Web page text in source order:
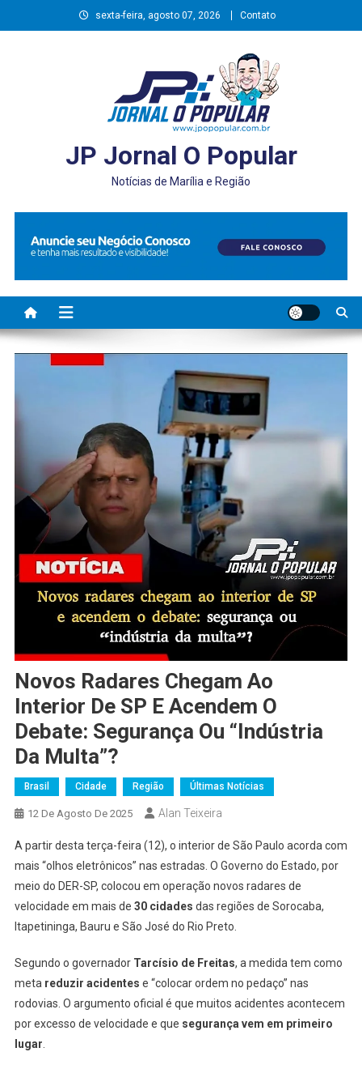
to
sexta-feira, agosto 07, 2026 Contato
JP Jornal O Popular
Notícias de Marília e Região
Novos Radares Chegam Ao
Interior De SP E Acendem O
Debate: Segurança Ou “indústria
Da Multa”?
Brasil Cidade Região Últimas Notícias
12 De Agosto De 2025 Alan Teixeira
A partir desta terça-feira (12), o interior de São Paulo acorda com
mais “olhos eletrônicos” nas estradas. O Governo do Estado, por
meio do DER-SP, colocou em operação novos radares de
velocidade em mais de 30 cidades das regiões de Sorocaba,
Itapetininga, Bauru e São José do Rio Preto.
Segundo o governador Tarcísio de Freitas, a medida tem como
meta reduzir acidentes e “colocar ordem no pedaço” nas
rodovias. O argumento oficial é que muitos acidentes acontecem
por excesso de velocidade e que segurança vem em primeiro
lugar.